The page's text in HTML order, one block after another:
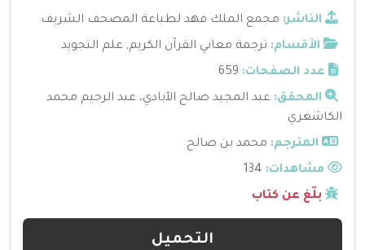
الناشر: مجمع الملك فهد لطباعة المصحف الشريف
الأقسام: ترجمة معاني القرآن الكريم, علم التجويد
عدد الصفحات: 659
المحقق: عبد المجيد صالح الآبادي، عبد الرحيم محمد
الكاشغري
المترجم: محمد بن صالح
مشاهدات:
بلّغ عن كتاب
التحميل